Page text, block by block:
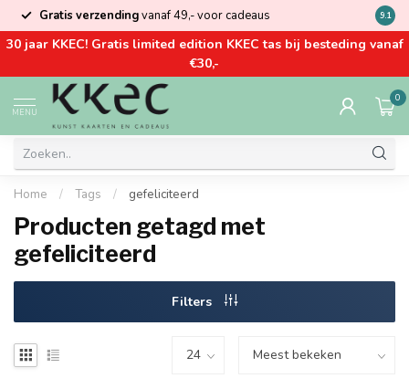
Gratis verzendingvanaf 49,- voor cadeaus Kom
9.1
30 jaar KKEC! Gratis limited edition KKEC tas bij besteding vanaf
€30,-
MENU
0
Home / Tags / gefeliciteerd
Producten getagd met
gefeliciteerd
Filters